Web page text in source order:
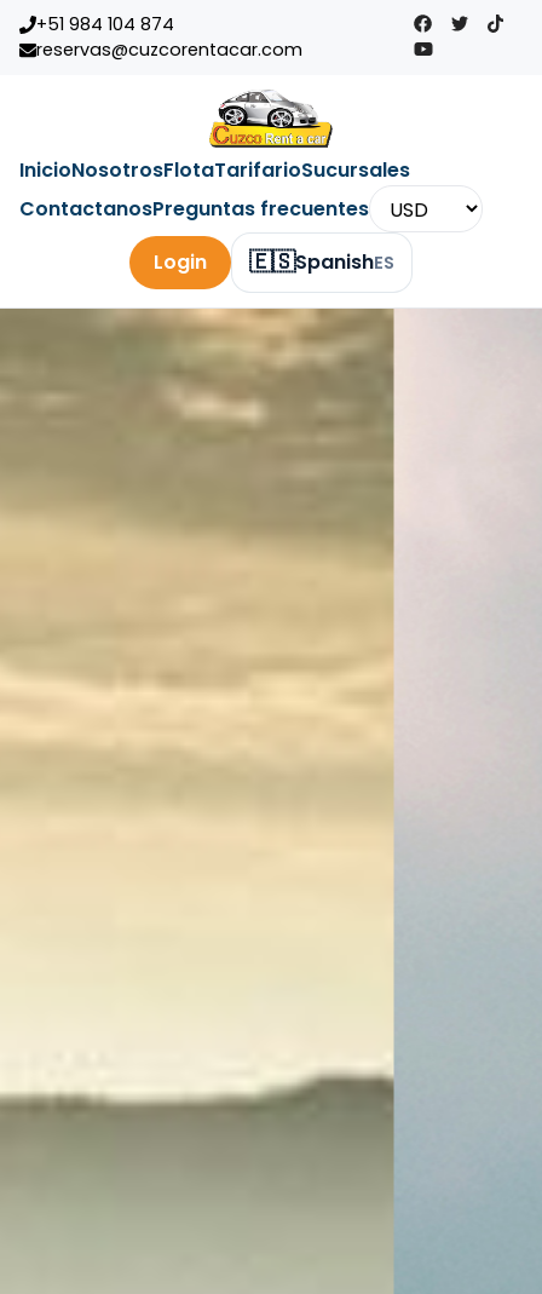
+51 984 104 874
reservas@cuzcorentacar.com
InicioNosotrosFlotaTarifarioSucursales
ContactanosPreguntas frecuentes
🇪🇸SpanishES
Login